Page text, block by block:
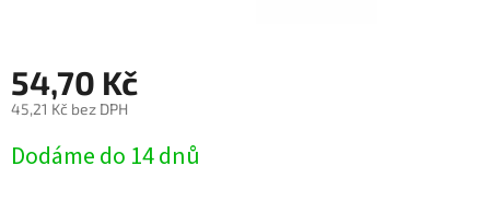
54,70 Kč
45,21 Kč bez DPH
cena:
Dodáme do 14 dnů